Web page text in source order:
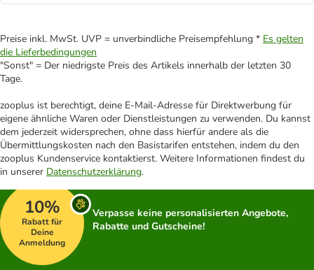
Preise inkl. MwSt. UVP = unverbindliche Preisempfehlung * Es gelten
die Lieferbedingungen
"Sonst" = Der niedrigste Preis des Artikels innerhalb der letzten 30
Tage.
zooplus ist berechtigt, deine E-Mail-Adresse für Direktwerbung für
eigene ähnliche Waren oder Dienstleistungen zu verwenden. Du kannst
dem jederzeit widersprechen, ohne dass hierfür andere als die
Übermittlungskosten nach den Basistarifen entstehen, indem du den
zooplus Kundenservice kontaktierst. Weitere Informationen findest du
in unserer Datenschutzerklärung.
10%
Rabatt für
Deine
Anmeldung
Verpasse keine personalisierten Angebote,
Rabatte und Gutscheine!